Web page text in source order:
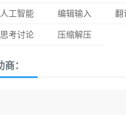
人工智能
编辑输入
翻
思考讨论
压缩解压
商：